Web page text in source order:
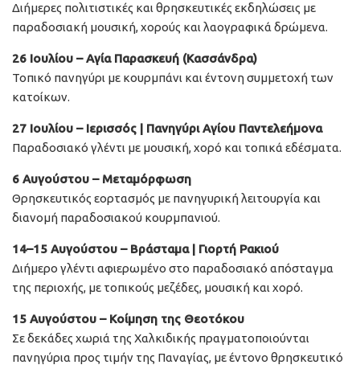
Διήμερες πολιτιστικές και θρησκευτικές εκδηλώσεις με
παραδοσιακή μουσική, χορούς και λαογραφικά δρώμενα.
26 Ιουλίου – Αγία Παρασκευή (Κασσάνδρα)
Τοπικό πανηγύρι με κουρμπάνι και έντονη συμμετοχή των
κατοίκων.
27 Ιουλίου – Ιερισσός | Πανηγύρι Αγίου Παντελεήμονα
Παραδοσιακό γλέντι με μουσική, χορό και τοπικά εδέσματα.
6 Αυγούστου – Μεταμόρφωση
Θρησκευτικός εορτασμός με πανηγυρική λειτουργία και
διανομή παραδοσιακού κουρμπανιού.
14–15 Αυγούστου – Βράσταμα | Γιορτή Ρακιού
Διήμερο γλέντι αφιερωμένο στο παραδοσιακό απόσταγμα
της περιοχής, με τοπικούς μεζέδες, μουσική και χορό.
15 Αυγούστου – Κοίμηση της Θεοτόκου
Σε δεκάδες χωριά της Χαλκιδικής πραγματοποιούνται
πανηγύρια προς τιμήν της Παναγίας, με έντονο θρησκευτικό